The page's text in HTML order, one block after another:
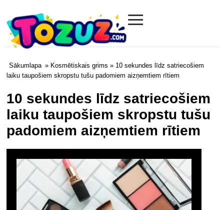
Tozuz.com
≡
Sākumlapa » Kosmētiskais grims » 10 sekundes līdz satriecošiem
laiku taupošiem skropstu tušu padomiem aizņemtiem rītiem
10 sekundes līdz satriecošiem
laiku taupošiem skropstu tušu
padomiem aizņemtiem rītiem